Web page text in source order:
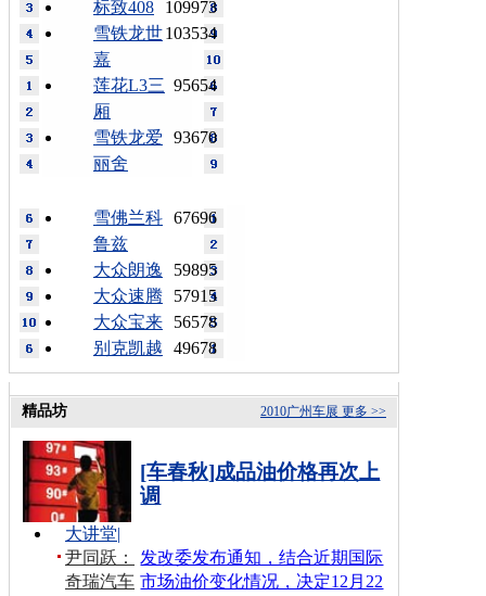
109973
标致408
103534
雪铁龙世
嘉
95654
莲花L3三
厢
93670
雪铁龙爱
丽舍
67696
雪佛兰科
鲁兹
59895
大众朗逸
57915
大众速腾
56578
大众宝来
49678
别克凯越
更多 >>
2010广州车展
精品坊
[车春秋]成品油价格再次上
调
发改委发布通知，结合近期国际
市场油价变化情况，决定12月22
大讲堂|
尹同跃：
奇瑞汽车